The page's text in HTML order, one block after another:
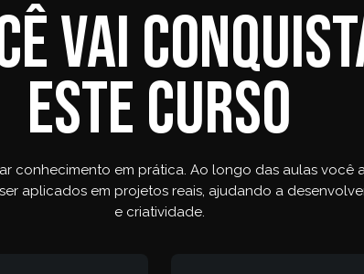
vai
este curso
conhecimento em prática. Ao longo das aulas você
aplicados em projetos reais, ajudando a
e criatividade.